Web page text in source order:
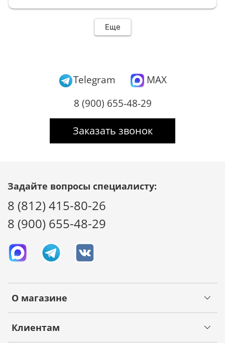
Еще
Telegram
MAX
8 (900) 655-48-29
Заказать звонок
О магазине
Клиентам
Задайте вопросы специалисту:
8 (812) 415-80-26
8 (900) 655-48-29